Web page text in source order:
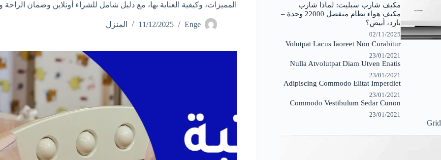
المميزات، وكيفية العناية بها، مع دليل شامل للشراء أونلاين وضمان
Enge
11/12/2025 المنزل
مكيف شارب سبليت: لماذا شارب
مكيف هواء نظام منفصل 22000 وحدة –
بارد، أبيض؟
02/11/2025
Volutpat Lacus Iaoreet Non Curabitur
23/01/2021
Nulla Atvolutpat Diam Utven Enatis
23/01/2021
Adipiscing Commodo Elitat Imperdiet
23/01/2021
Commodo Vestibulum Sedar Cunon
23/01/2021
Grid